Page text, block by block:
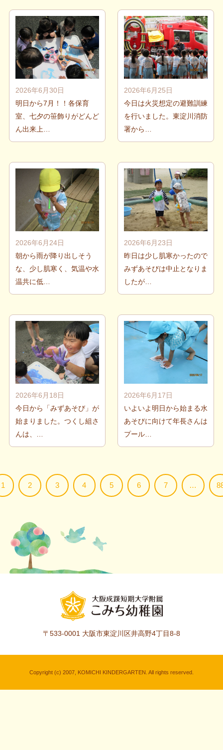
2026年6月30日
明日から7月！！各保育
室、七夕の笹飾りがどんど
ん出来上…
2026年6月25日
今日は火災想定の避難訓練
を行いました。東淀川消防
署から…
2026年6月24日
朝から雨が降り出しそう
な、少し肌寒く、気温や水
温共に低…
2026年6月23日
昨日は少し肌寒かったので
みずあそびは中止となりま
したが…
2026年6月18日
今日から「みずあそび」が
始まりました。つくし組さ
んは、…
2026年6月17日
いよいよ明日から始まる水
あそびに向けて年長さんは
プール…
1 2 3 4 5 6 7 …
〒533-0001 大阪市東淀川区井高野4丁目8-8
Copyright (c) 2007, KOMICHI KINDERGARTEN. All rights reserved.